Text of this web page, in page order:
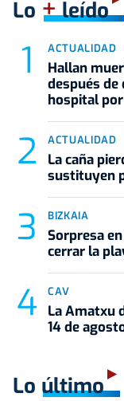
Lo +leído
ACTUALIDAD
Hallan
después de
hospital
ACTUALIDAD
La caña
sustituyen
BIZKAIA
Sorpresa
cerrar la
CAV
La Amatxu
14 de
Lo último